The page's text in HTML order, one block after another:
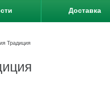
Доставка
Традиция